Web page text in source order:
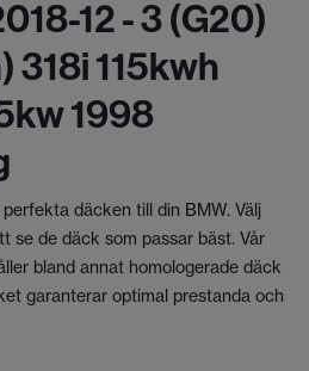
12 - 3 (g20)
115kwh
1998
däcken till din BMW. Välj
se de däck som passar bäst. Vår
bland annat homologerade däck
garanterar optimal prestanda och